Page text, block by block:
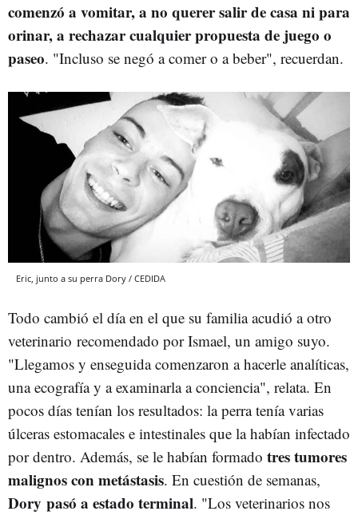
comenzó a vomitar, a no querer salir de casa ni para
orinar, a rechazar cualquier propuesta de juego o
paseo. "Incluso se negó a comer o a beber", recuerdan.
Eric, junto a su perra Dory / CEDIDA
Todo cambió el día en el que su familia acudió a otro
veterinario recomendado por Ismael, un amigo suyo.
"Llegamos y enseguida comenzaron a hacerle analíticas,
una ecografía y a examinarla a conciencia", relata. En
pocos días tenían los resultados: la perra tenía varias
úlceras estomacales e intestinales que la habían infectado
por dentro. Además, se le habían formado tres tumores
malignos con metástasis. En cuestión de semanas,
Dory pasó a estado terminal. "Los veterinarios nos